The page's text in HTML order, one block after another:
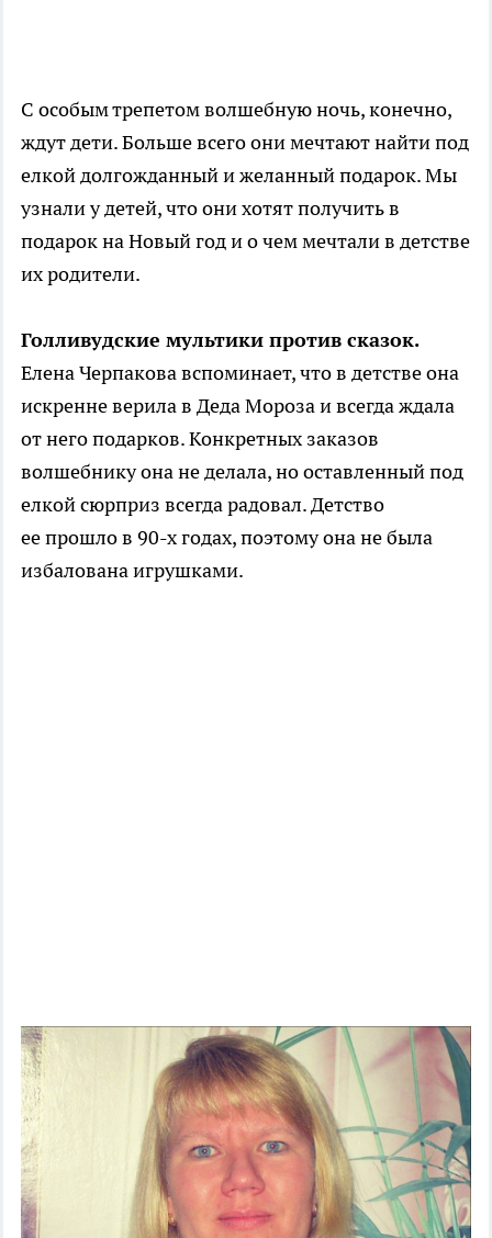
С особым трепетом волшебную ночь, конечно,
ждут дети. Больше всего они мечтают найти под
елкой долгожданный и желанный подарок. Мы
узнали у детей, что они хотят получить в
подарок на Новый год и о чем мечтали в детстве
их родители.
Голливудские мультики против сказок.
Елена Черпакова вспоминает, что в детстве она
искренне верила в Деда Мороза и всегда ждала
от него подарков. Конкретных заказов
волшебнику она не делала, но оставленный под
елкой сюрприз всегда радовал. Детство
ее прошло в 90-х годах, поэтому она не была
избалована игрушками.